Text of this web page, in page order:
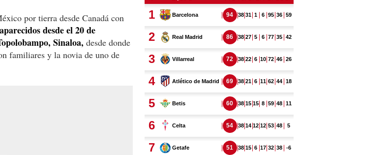
por tierra desde Canadá con
desde el 20 de
Sinaloa, desde donde
familiares y la novia de uno de